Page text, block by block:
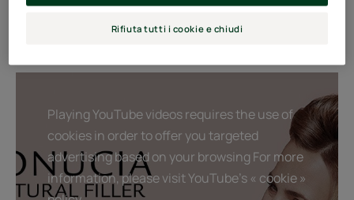
tu rimarrai impressionato dalle nuove texture e dal
profumo coinvolgente di questa gamma, senza silicone
Playing YouTube videos requires the use of
cookies in order to offer you targeted
advertising based on your browsing For more
information, please visit YouTube's « cookie »
Rifiuta tutti i cookie e chiudi